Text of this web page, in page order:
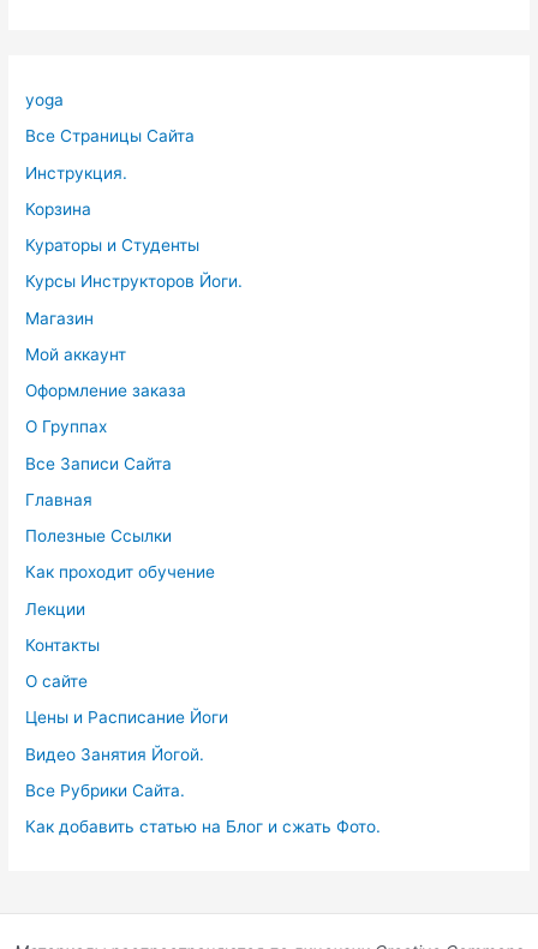
yoga
Все Страницы Сайта
Инструкция.
Корзина
Кураторы и Студенты
Курсы Инструкторов Йоги.
Магазин
Мой аккаунт
Оформление заказа
О Группах
Все Записи Сайта
Главная
Полезные Ссылки
Как проходит обучение
Лекции
Контакты
О сайте
Цены и Расписание Йоги
Видео Занятия Йогой.
Все Рубрики Сайта.
Как добавить статью на Блог и сжать Фото.